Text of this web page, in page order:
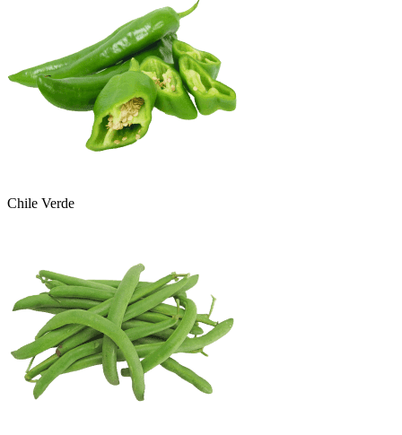
Chile Verde